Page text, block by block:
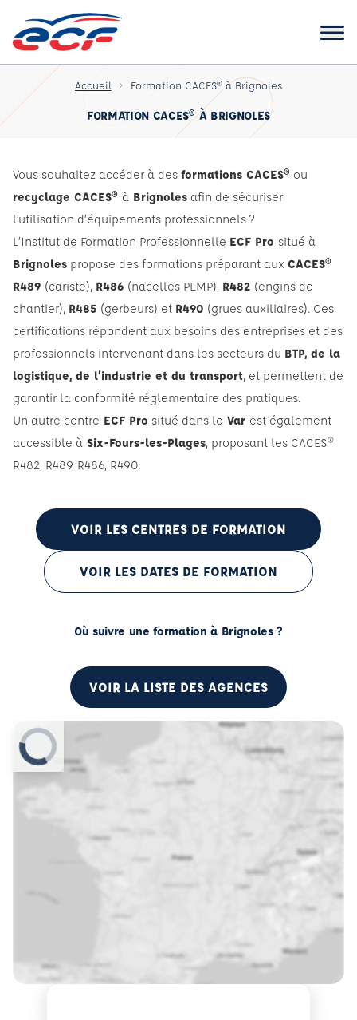
Accueil Formation CACES® à Brignoles
FORMATION CACES® À BRIGNOLES
Vous souhaitez accéder à des formations CACES® ou
recyclage CACES® à Brignoles afin de sécuriser
l’utilisation d’équipements professionnels ?
L’Institut de Formation Professionnelle ECF Pro situé à
Brignoles propose des formations préparant aux CACES®
R489 (cariste), R486 (nacelles PEMP), R482 (engins de
chantier), R485 (gerbeurs) et R490 (grues auxiliaires). Ces
certifications répondent aux besoins des entreprises et des
professionnels intervenant dans les secteurs du BTP, de la
logistique, de l’industrie et du transport, et permettent de
garantir la conformité réglementaire des pratiques.
Un autre centre ECF Pro situé dans le Var est également
accessible à Six-Fours-les-Plages, proposant les CACES®
R482, R489, R486, R490.
VOIR LES CENTRES DE FORMATION
VOIR LES DATES DE FORMATION
Où suivre une formation à Brignoles ?
VOIR LA LISTE DES AGENCES